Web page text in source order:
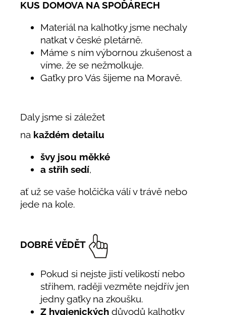
KUS DOMOVA NA SPOĎÁRECH
Materiál na kalhotky jsme nechaly
natkat v české pletárně.
Máme s ním výbornou zkušenost a
víme, že se nežmolkuje.
Gaťky pro Vás šijeme na Moravě.
Daly jsme si záležet
na každém detailu
švy jsou měkké
a střih sedí,
ať už se vaše holčička válí v trávě nebo
jede na kole.
DOBRÉ VĚDĚT
Pokud si nejste jistí velikostí nebo
střihem, raději vezměte nejdřív jen
jedny gaťky na zkoušku.
Z hygienických důvodů kalhotky